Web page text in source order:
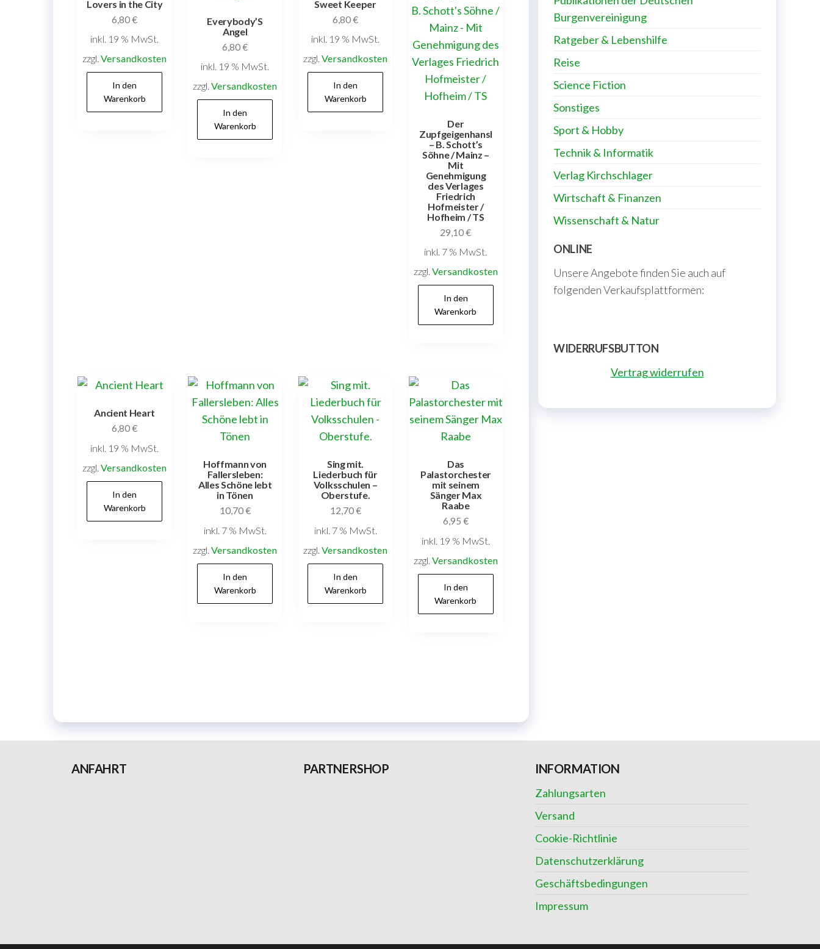
Lovers in the City
6,80€
inkl. 19 % MwSt.
zzgl.Versandkosten
In den
Warenkorb
Everybody’S
Angel
6,80€
inkl. 19 % MwSt.
zzgl.Versandkosten
In den
Warenkorb
Sweet Keeper
6,80€
inkl. 19 % MwSt.
zzgl.Versandkosten
In den
Warenkorb
Der
Zupfgeigenhansl
– B. Schott’s
Söhne / Mainz –
Mit
Genehmigung
des Verlages
Friedrich
Hofmeister /
Hofheim / TS
29,10€
inkl. 7 % MwSt.
zzgl. Versandkosten
In den
Warenkorb
Ancient Heart
6,80€
inkl. 19 % MwSt.
zzgl.Versandkosten
In den
Warenkorb
Hoffmann von
Fallersleben:
Alles Schöne lebt
in Tönen
10,70€
inkl. 7 % MwSt.
zzgl.Versandkosten
In den
Warenkorb
Sing mit.
Liederbuch für
Volksschulen –
Oberstufe.
12,70€
inkl. 7 % MwSt.
zzgl.Versandkosten
In den
Warenkorb
Das
Palastorchester
mit seinem
Sänger Max
Raabe
6,95 €
inkl. 19 % MwSt.
zzgl. Versandkosten
In den
Warenkorb
Burgenvereinigung
Ratgeber & Lebenshilfe
Reise
Science Fiction
Sonstiges
Sport & Hobby
Technik & Informatik
Verlag Kirchschlager
Wirtschaft & Finanzen
Wissenschaft & Natur
ONLINE
Unsere Angebote finden Sie auch auf
folgenden Verkaufsplattformen:
WIDERRUFSBUTTON
Vertrag widerrufen
ANFAHRT PARTNERSHOP INFORMATION
Zahlungsarten
Versand
Cookie-Richtlinie
Datenschutzerklärung
Geschäftsbedingungen
Impressum